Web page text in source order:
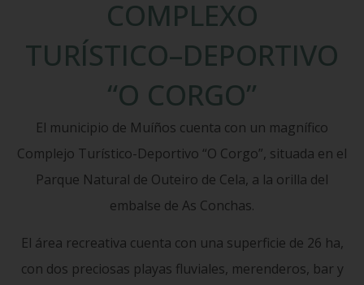
COMPLEXO
TURÍSTICO–DEPORTIVO
“O CORGO”
El municipio de Muíños cuenta con un magnífico
Complejo Turístico-Deportivo “O Corgo”, situada en el
Parque Natural de Outeiro de Cela, a la orilla del
embalse de As Conchas.
El área recreativa cuenta con una superficie de 26 ha,
con dos preciosas playas fluviales, merenderos, bar y